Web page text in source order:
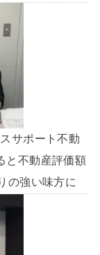
サポート不動
と不動産評価額
の強い味方に